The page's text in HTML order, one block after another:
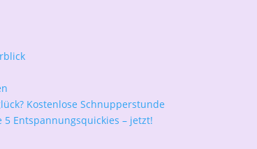
Kostenlose Schnupperstunde
5 Entspannungsquickies – jetzt!